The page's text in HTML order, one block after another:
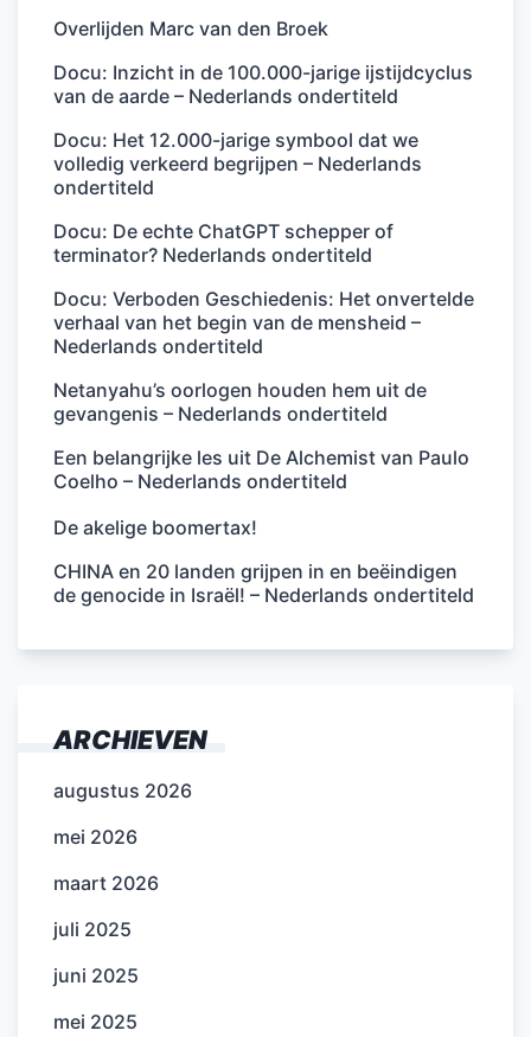
Overlijden Marc van den Broek
Docu: Inzicht in de 100.000-jarige ijstijdcyclus
van de aarde – Nederlands ondertiteld
Docu: Het 12.000-jarige symbool dat we
volledig verkeerd begrijpen – Nederlands
ondertiteld
Docu: De echte ChatGPT schepper of
terminator? Nederlands ondertiteld
Docu: Verboden Geschiedenis: Het onvertelde
verhaal van het begin van de mensheid –
Nederlands ondertiteld
Netanyahu’s oorlogen houden hem uit de
gevangenis – Nederlands ondertiteld
Een belangrijke les uit De Alchemist van Paulo
Coelho – Nederlands ondertiteld
De akelige boomertax!
CHINA en 20 landen grijpen in en beëindigen
de genocide in Israël! – Nederlands ondertiteld
ARCHIEVEN
augustus 2026
mei 2026
maart 2026
juli 2025
juni 2025
mei 2025